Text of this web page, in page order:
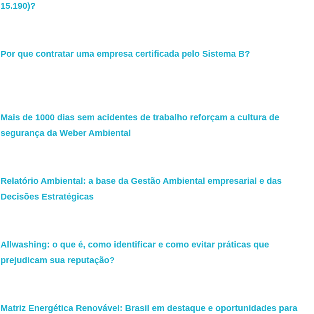
15.190)?
Por que contratar uma empresa certificada pelo Sistema B?
Mais de 1000 dias sem acidentes de trabalho reforçam a cultura de
segurança da Weber Ambiental
Relatório Ambiental: a base da Gestão Ambiental empresarial e das
Decisões Estratégicas
Allwashing: o que é, como identificar e como evitar práticas que
prejudicam sua reputação?
Matriz Energética Renovável: Brasil em destaque e oportunidades para